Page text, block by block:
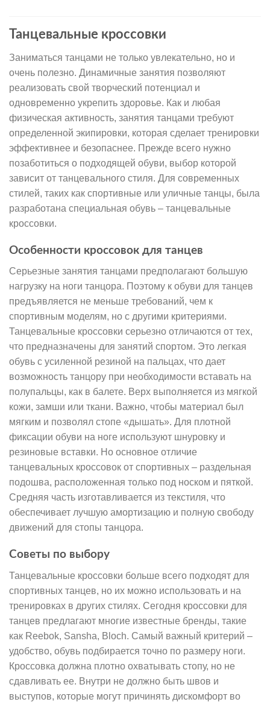
Танцевальные кроссовки
Заниматься танцами не только увлекательно, но и
очень полезно. Динамичные занятия позволяют
реализовать свой творческий потенциал и
одновременно укрепить здоровье. Как и любая
физическая активность, занятия танцами требуют
определенной экипировки, которая сделает тренировки
эффективнее и безопаснее. Прежде всего нужно
позаботиться о подходящей обуви, выбор которой
зависит от танцевального стиля. Для современных
стилей, таких как спортивные или уличные танцы, была
разработана специальная обувь – танцевальные
кроссовки.
Особенности кроссовок для танцев
Серьезные занятия танцами предполагают большую
нагрузку на ноги танцора. Поэтому к обуви для танцев
предъявляется не меньше требований, чем к
спортивным моделям, но с другими критериями.
Танцевальные кроссовки серьезно отличаются от тех,
что предназначены для занятий спортом. Это легкая
обувь с усиленной резиной на пальцах, что дает
возможность танцору при необходимости вставать на
полупальцы, как в балете. Верх выполняется из мягкой
кожи, замши или ткани. Важно, чтобы материал был
мягким и позволял стопе «дышать». Для плотной
фиксации обуви на ноге используют шнуровку и
резиновые вставки. Но основное отличие
танцевальных кроссовок от спортивных – раздельная
подошва, расположенная только под носком и пяткой.
Средняя часть изготавливается из текстиля, что
обеспечивает лучшую амортизацию и полную свободу
движений для стопы танцора.
Советы по выбору
Танцевальные кроссовки больше всего подходят для
спортивных танцев, но их можно использовать и на
тренировках в других стилях. Сегодня кроссовки для
танцев предлагают многие известные бренды, такие
как Reebok, Sansha, Bloch. Самый важный критерий –
удобство, обувь подбирается точно по размеру ноги.
Кроссовка должна плотно охватывать стопу, но не
сдавливать ее. Внутри не должно быть швов и
выступов, которые могут причинять дискомфорт во